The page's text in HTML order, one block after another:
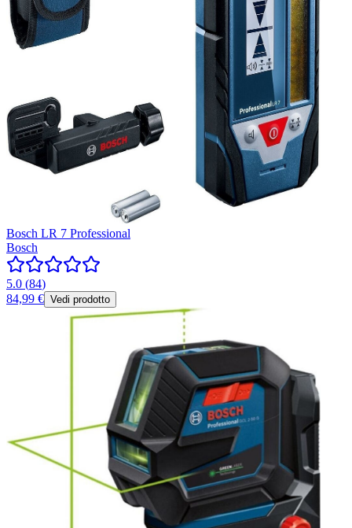
Bosch LR 7 Professional
Bosch
5.0 (84)
84,99 € Vedi prodotto